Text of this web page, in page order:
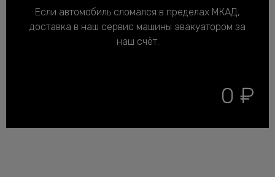
Если автомобиль сломался в пределах МКАД,
доставка в наш сервис машины эвакуатором за
наш счёт.
0 ₽